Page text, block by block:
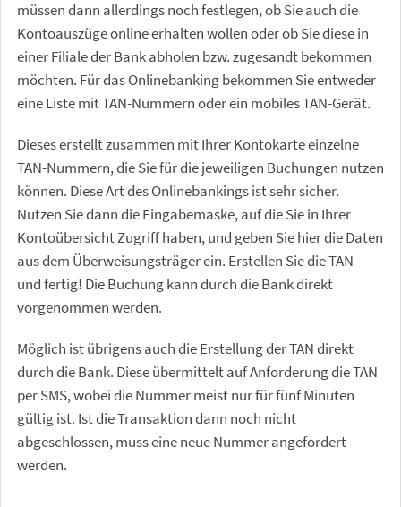
müssen dann allerdings noch festlegen, ob Sie auch die
Kontoauszüge online erhalten wollen oder ob Sie diese in
einer Filiale der Bank abholen bzw. zugesandt bekommen
möchten. Für das Onlinebanking bekommen Sie entweder
eine Liste mit TAN-Nummern oder ein mobiles TAN-Gerät.
Dieses erstellt zusammen mit Ihrer Kontokarte einzelne
TAN-Nummern, die Sie für die jeweiligen Buchungen nutzen
können. Diese Art des Onlinebankings ist sehr sicher.
Nutzen Sie dann die Eingabemaske, auf die Sie in Ihrer
Kontoübersicht Zugriff haben, und geben Sie hier die Daten
aus dem Überweisungsträger ein. Erstellen Sie die TAN –
und fertig! Die Buchung kann durch die Bank direkt
vorgenommen werden.
Möglich ist übrigens auch die Erstellung der TAN direkt
durch die Bank. Diese übermittelt auf Anforderung die TAN
per SMS, wobei die Nummer meist nur für fünf Minuten
gültig ist. Ist die Transaktion dann noch nicht
abgeschlossen, muss eine neue Nummer angefordert
werden.